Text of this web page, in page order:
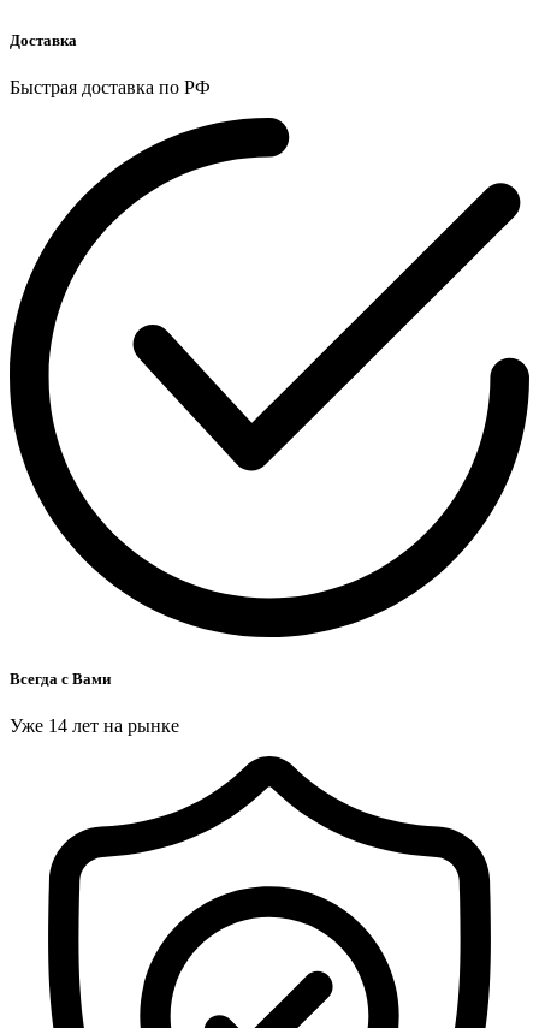
Доставка
Быстрая доставка по РФ
Всегда с Вами
Уже 14 лет на рынке